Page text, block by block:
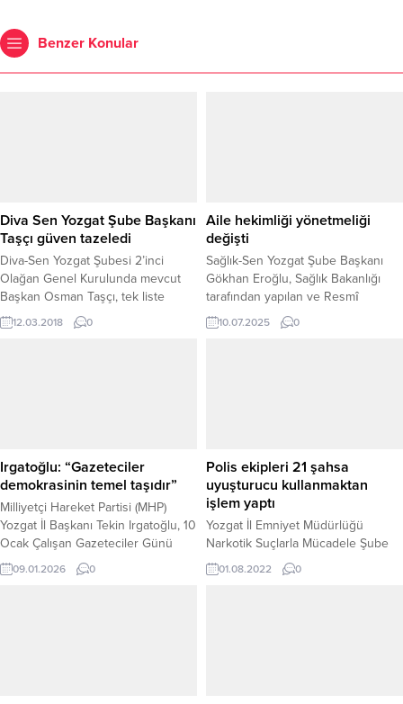
Benzer Konular
Diva Sen Yozgat Şube Başkanı
Taşçı güven tazeledi
Diva-Sen Yozgat Şubesi 2’inci
Olağan Genel Kurulunda mevcut
Başkan Osman Taşçı, tek liste
halinde girdiği seçimde üyelerinin
oylarının tamamını alarak güven
12.03.2018 0
Aile hekimliği yönetmeliği
değişti
Sağlık-Sen Yozgat Şube Başkanı
Gökhan Eroğlu, Sağlık Bakanlığı
tarafından yapılan ve Resmî
Gazete’de yayımlanarak yürürlüğe
giren Aile Hekimliği Sözleşme ve
SÜRESİ ARTIK 1 YIL Yeni
düzenlemeye göre, aile hekimine...
10.07.2025 0
Irgatoğlu: “Gazeteciler
demokrasinin temel taşıdır”
Milliyetçi Hareket Partisi (MHP)
Yozgat İl Başkanı Tekin Irgatoğlu, 10
Ocak Çalışan Gazeteciler Günü
dolayısıyla yayımladığı mesajda,
gazeteciliğin toplumun haber alma
09.01.2026 0
Polis ekipleri 21 şahsa
uyuşturucu kullanmaktan
işlem yaptı
Yozgat İl Emniyet Müdürlüğü
Narkotik Suçlarla Mücadele Şube
Müdürlüğü ekipleri ile genelinde
bir haftada yapılan 10 uyuşturucu
01.08.2022 0